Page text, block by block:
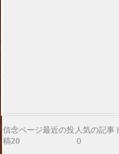
信念ページ最近の投
稿20
人気の記事
０